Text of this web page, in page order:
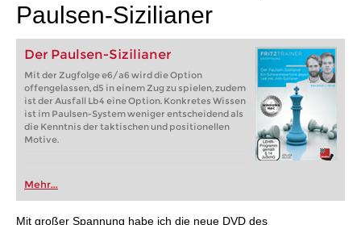
Paulsen-Sizilianer
Der Paulsen-Sizilianer
Mit der Zugfolge e6/a6 wird die Option
offengelassen, d5 in einem Zug zu spielen, zudem
ist der Ausfall Lb4 eine Option. Konkretes Wissen
ist im Paulsen-System weniger entscheidend als
die Kenntnis der taktischen und positionellen
Motive.
Mehr...
Mit großer Spannung habe ich die neue DVD des